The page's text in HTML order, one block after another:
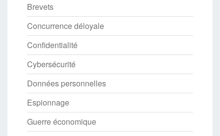
Brevets
Concurrence déloyale
Confidentialité
Cybersécurité
Données personnelles
Espionnage
Guerre économique